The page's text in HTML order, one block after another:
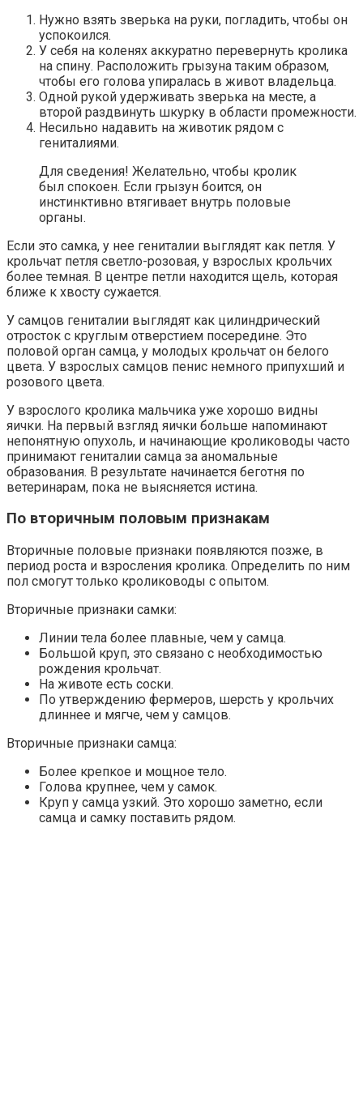
Нужно взять зверька на руки, погладить, чтобы он
успокоился.
У себя на коленях аккуратно перевернуть кролика
на спину. Расположить грызуна таким образом,
чтобы его голова упиралась в живот владельца.
Одной рукой удерживать зверька на месте, а
второй раздвинуть шкурку в области промежности.
Несильно надавить на животик рядом с
гениталиями.
Для сведения! Желательно, чтобы кролик
был спокоен. Если грызун боится, он
инстинктивно втягивает внутрь половые
органы.
Если это самка, у нее гениталии выглядят как петля. У
крольчат петля светло-розовая, у взрослых крольчих
более темная. В центре петли находится щель, которая
ближе к хвосту сужается.
У самцов гениталии выглядят как цилиндрический
отросток с круглым отверстием посередине. Это
половой орган самца, у молодых крольчат он белого
цвета. У взрослых самцов пенис немного припухший и
розового цвета.
У взрослого кролика мальчика уже хорошо видны
яички. На первый взгляд яички больше напоминают
непонятную опухоль, и начинающие кролиководы часто
принимают гениталии самца за аномальные
образования. В результате начинается беготня по
ветеринарам, пока не выясняется истина.
По вторичным половым признакам
Вторичные половые признаки появляются позже, в
период роста и взросления кролика. Определить по ним
пол смогут только кролиководы с опытом.
Вторичные признаки самки:
Линии тела более плавные, чем у самца.
Большой круп, это связано с необходимостью
рождения крольчат.
На животе есть соски.
По утверждению фермеров, шерсть у крольчих
длиннее и мягче, чем у самцов.
Вторичные признаки самца:
Более крепкое и мощное тело.
Голова крупнее, чем у самок.
Круп у самца узкий. Это хорошо заметно, если
самца и самку поставить рядом.